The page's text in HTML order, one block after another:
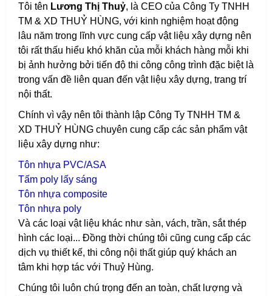
Tôi tên Lương Thị Thuỷ, là CEO của Công Ty TNHH
TM & XD THUỶ HÙNG, với kinh nghiệm hoạt động
lâu năm trong lĩnh vực cung cấp vật liệu xây dựng nên
tôi rất thấu hiểu khó khăn của mỗi khách hàng mỗi khi
bị ảnh hưởng bởi tiến độ thi công công trình đặc biệt là
trong vấn đề liên quan đến vật liệu xây dựng, trang trí
nội thất.
Chính vì vậy nên tôi thành lập Công Ty TNHH TM &
XD THUỶ HÙNG chuyên cung cấp các sản phẩm vật
liệu xây dựng như:
Tôn nhựa PVC/ASA
Tấm poly lấy sáng
Tôn nhựa composite
Tôn nhựa poly
Và các loại vật liệu khác như sàn, vách, trần, sắt thép
hình các loại... Đồng thời chúng tôi cũng cung cấp các
dịch vụ thiết kế, thi công nội thất giúp quý khách an
tâm khi hợp tác với Thuỷ Hùng.
Chúng tôi luôn chú trọng đến an toàn, chất lượng và